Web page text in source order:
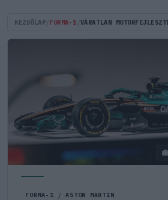
KEZDŐLAP FORMA-1
FORMA-1 / ASTON MARTIN